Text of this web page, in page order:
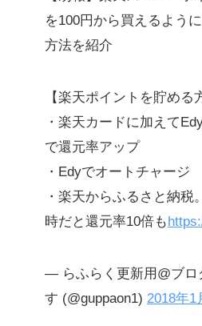
を100円から買えるよう
方法を紹介
【楽天ポイントを貯める
・楽天カードに加えて
で還元率アップ
・Edyでオートチャージ
・楽天からふるさと納税
時だと還元率10倍も
— らふらく更新用@ブロ
す (@guppaon1) 2018年1